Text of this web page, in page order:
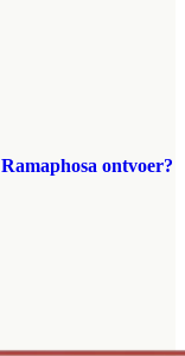
ontvoer?